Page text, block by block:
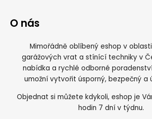
O nás
Mimořádně oblíbený eshop v
garážových vrat a stínící techniky v
nabídka a rychlé odborné
umožní vytvořit úsporný, bezpečný a
Objednat si můžete kdykoli, eshop je
hodin 7 dní v týdnu.